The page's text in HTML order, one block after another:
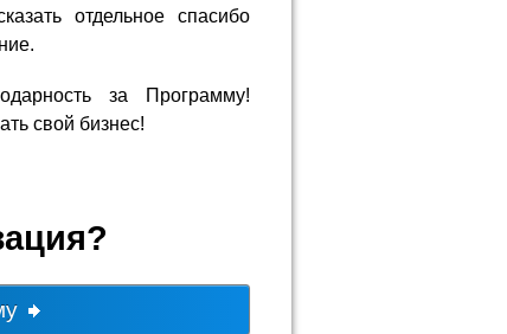
отдельное спасибо
за Программу!
свой бизнес!